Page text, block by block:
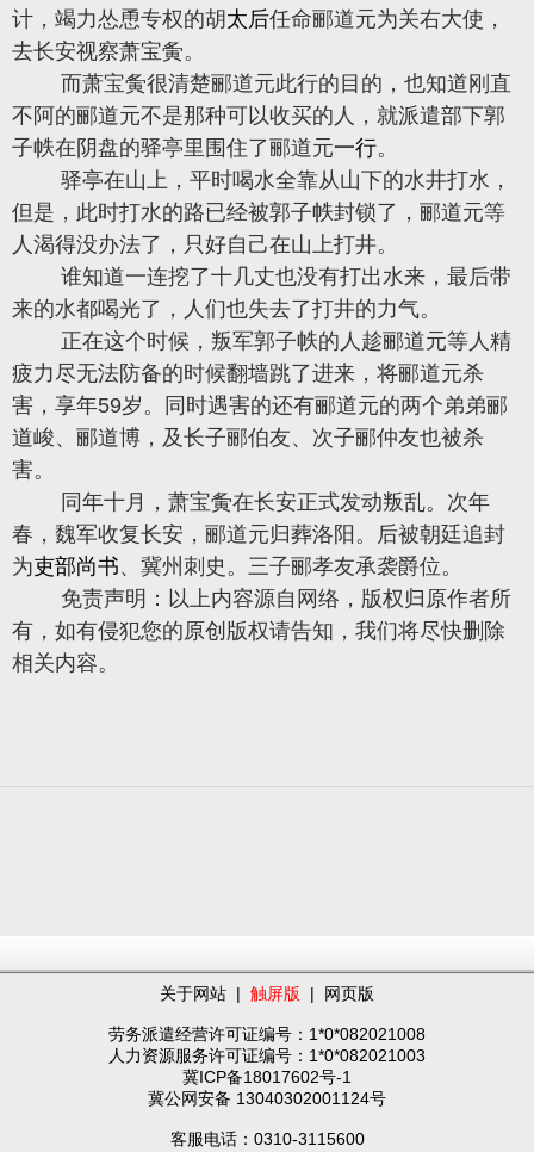
计，竭力怂恿专权的胡 太后任命郦道元为关右大使，
去长安视察萧宝夤。
而萧宝夤很清楚郦道元此行的目的，也知道刚直
不阿的郦道元不是那种可以收买的人，就派遣部下郭
子帙在阴盘的驿亭里围住了郦道元一行。
驿亭在山上，平时喝水全靠从山下的水井打水，
但是，此时打水的路已经被郭子帙封锁了，郦道元等
人渴得没办法了，只好自己在山上打井。
谁知道一连挖了十几丈也没有打出水来，最后带
来的水都喝光了，人们也失去了打井的力气。
正在这个时候，叛军郭子帙的人趁郦道元等人精
疲力尽无法防备的时候翻墙跳了进来，将郦道元杀
害，享年59岁。同时遇害的还有郦道元的两个弟弟郦
道峻、郦道博，及长子郦伯友、次子郦仲友也被杀
害。
同年十月，萧宝夤在长安正式发动叛乱。次年
春，魏军收复长安，郦道元归葬洛阳。后被朝廷追封
为吏部尚书、冀州刺史。三子郦孝友承袭爵位。
免责声明：以上内容源自网络，版权归原作者所
有，如有侵犯您的原创版权请告知，我们将尽快删除
相关内容。
关于网站 | 触屏版 | 网页版
劳务派遣经营许可证编号：1*0*082021008
人力资源服务许可证编号：1*0*082021003
冀ICP备18017602号-1
冀公网安备 13040302001124号
客服电话：0310-3115600